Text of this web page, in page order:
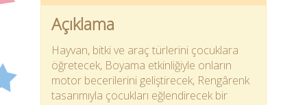
Açıklama
Hayvan, bitki ve araç türlerini çocuklara
öğretecek, Boyama etkinliğiyle onların
motor becerilerini geliştirecek, Rengârenk
tasarımıyla çocukları eğlendirecek bir